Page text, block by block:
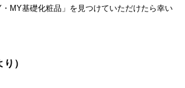
MY基礎化粧品」を見つけていただけたら幸い
）